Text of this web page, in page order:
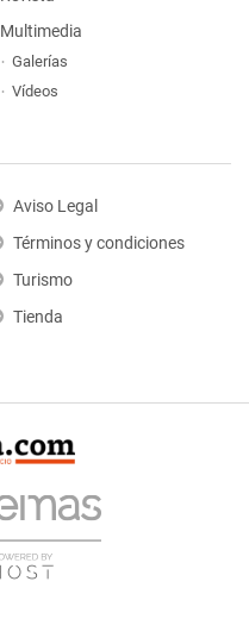
Multimedia
Galerías
Vídeos
Aviso Legal
Términos y condiciones
Turismo
Tienda